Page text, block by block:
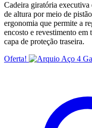
original
era:
R$915,00.
atual
é:
Cadeira giratória
de altura por meio de
ergonomia que permite a
encosto e revestimento em
capa de proteção traseira.
Oferta!